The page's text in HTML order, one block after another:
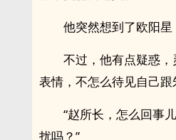
他突然想到了欧阳星
不过，他有点疑惑
表情，不怎么待见自己跟
“赵所长，怎么回事
扰吗？”